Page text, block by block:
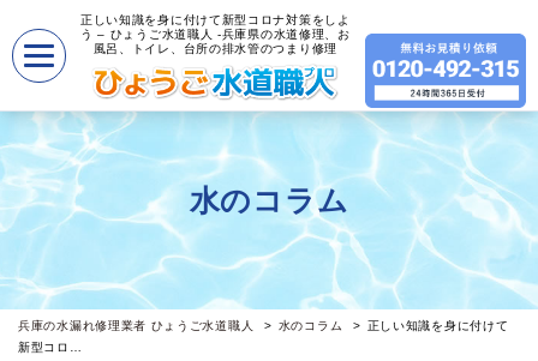
正しい知識を身に付けて新型コロナ対策をしよ
う – ひょうご水道職人 -兵庫県の水道修理、お
風呂、トイレ、台所の排水管のつまり修理
水のコラム
兵庫の水漏れ修理業者 ひょうご水道職人 水のコラム
正しい知識を身に付けて
新型コロ…